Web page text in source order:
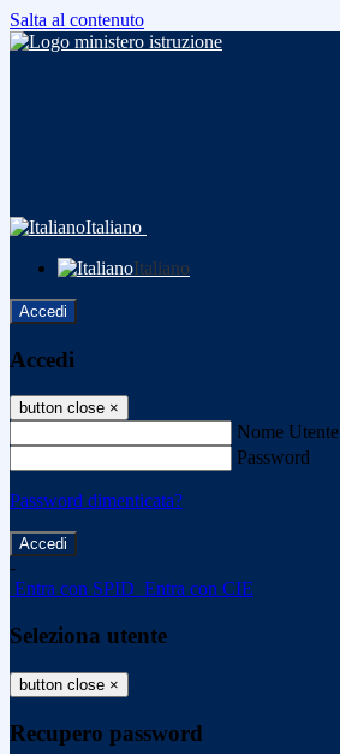
Salta al contenuto
Italiano
Italiano
Accedi
Accedi
button close ×
Nome Utente
Password
Password dimenticata?
-
Entra con SPID Entra con CIE
Seleziona utente
button close ×
Recupero password